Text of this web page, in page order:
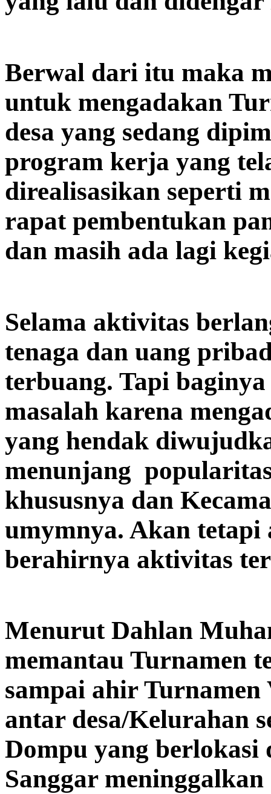
Berwal dari itu maka
untuk mengadakan
desa yang sedang
program kerja yang
direalisasikan seperti
rapat pembentukan
dan masih ada lagi
Selama aktivitas
tenaga dan uang
terbuang. Tapi
masalah karena
yang hendak
menunjang
khususnya dan
umymnya. Akan tetapi
berahirnya aktivitas
Menurut Dahlan
memantau Turnamen
sampai ahir
antar desa/Kelurahan
Dompu yang
Sanggar